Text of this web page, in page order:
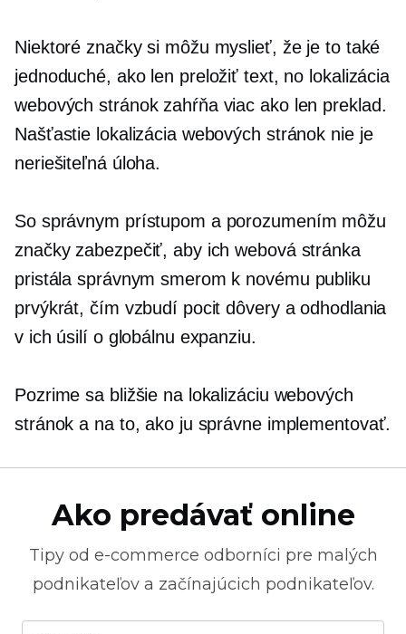
Niektoré značky si môžu myslieť, že je to také
jednoduché, ako len preložiť text, no lokalizácia
webových stránok zahŕňa viac ako len preklad.
Našťastie lokalizácia webových stránok nie je
neriešiteľná úloha.
So správnym prístupom a porozumením môžu
značky zabezpečiť, aby ich webová stránka
pristála správnym smerom k novému publiku
prvýkrát, čím vzbudí pocit dôvery a odhodlania
v ich úsilí o globálnu expanziu.
Pozrime sa bližšie na lokalizáciu webových
stránok a na to, ako ju správne implementovať.
Ako predávať online
Tipy od e-commerce odborníci pre malých
podnikateľov a začínajúcich podnikateľov.